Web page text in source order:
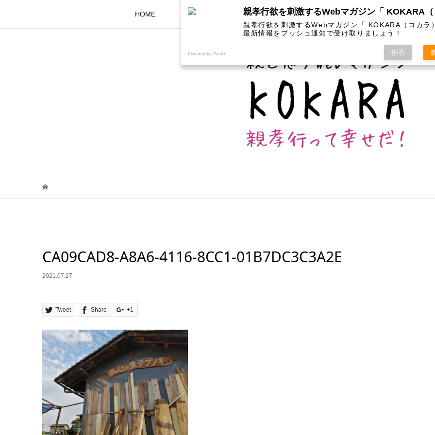
HOME KOKARAとは カテゴリー インスタグラム お問い合わせ
CA09CAD8-A8A6-4116-8CC1-01B7DC3C3A2E
2021.07.27
Tweet Share +1
親孝行欲を刺激するWebマガジン「 KOKARA（コカラ
最新情報をプッシュ通知で受け取りましょう！
Powered by Push7 拒否